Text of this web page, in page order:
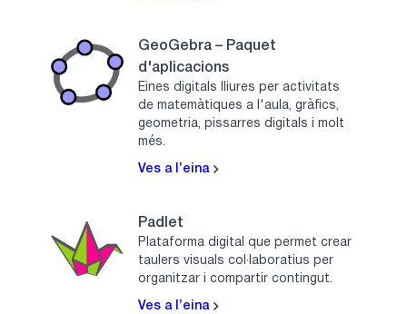
GeoGebra – Paquet
d'aplicacions
Eines digitals lliures per activitats
de matemàtiques a l'aula, gràfics,
geometria, pissarres digitals i molt
més.
Ves a l’eina
Padlet
Plataforma digital que permet crear
taulers visuals col·laboratius per
organitzar i compartir contingut.
Ves a l’eina